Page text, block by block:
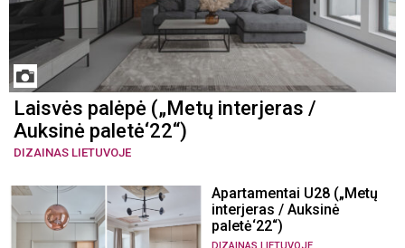
Laisvės palėpė („Metų interjeras /
Auksinė paletė‘22“)
DIZAINAS LIETUVOJE
Apartamentai U28 („Metų
interjeras / Auksinė
paletė‘22“)